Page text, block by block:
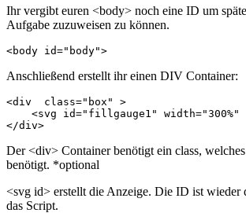
Ihr vergibt euren <body> noch eine ID um
Aufgabe zuzuweisen zu können.
<body id="body">
Anschließend erstellt ihr einen DIV Container:
<div  class="box" >
<svg id="fillgauge1" width="300%"
</div>
Der <div> Container benötigt ein class,
benötigt. *optional
<svg id> erstellt die Anzeige. Die ID ist wieder
das Script.